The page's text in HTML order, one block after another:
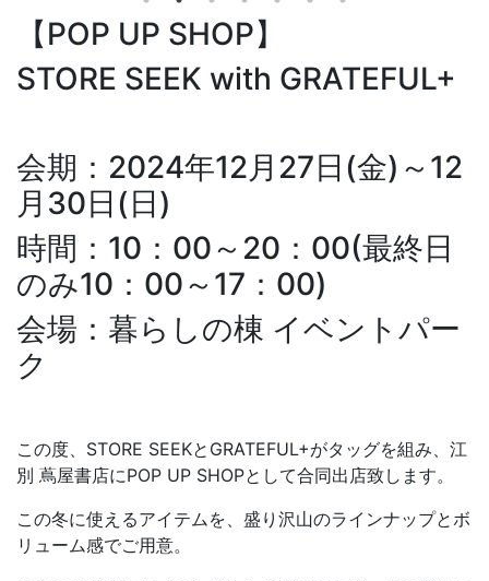
【POP UP SHOP】
STORE SEEK with GRATEFUL+
会期：2024年12月27日(金)～12
月30日(日)
時間：10：00～20：00(最終日
のみ10：00～17：00)
会場：暮らしの棟 イベントパー
ク
この度、STORE SEEKとGRATEFUL+がタッグを組み、江
別 蔦屋書店にPOP UP SHOPとして合同出店致します。
この冬に使えるアイテムを、盛り沢山のラインナップとボ
リューム感でご用意。